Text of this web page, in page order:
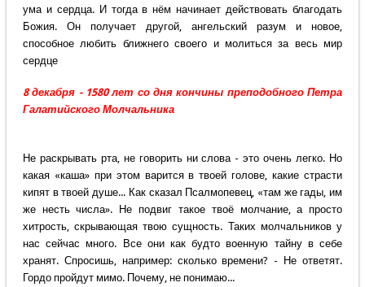
ума и сердца. И тогда в нём начинает действовать благодать
Божия. Он получает другой, ангельский разум и новое,
способное любить ближнего своего и молиться за весь мир
сердце
8 декабря - 1580 лет со дня кончины преподобного Петра
Галатийского Молчальника
Не раскрывать рта, не говорить ни слова - это очень легко. Но
какая «каша» при этом варится в твоей голове, какие страсти
кипят в твоей душе... Как сказал Псалмопевец, «там же гады, им
же несть числа». Не подвиг такое твоё молчание, а просто
хитрость, скрывающая твою сущность. Таких молчальников у
нас сейчас много. Все они как будто военную тайну в себе
хранят. Спросишь, например: сколько времени? - Не ответят.
Гордо пройдут мимо. Почему, не понимаю...